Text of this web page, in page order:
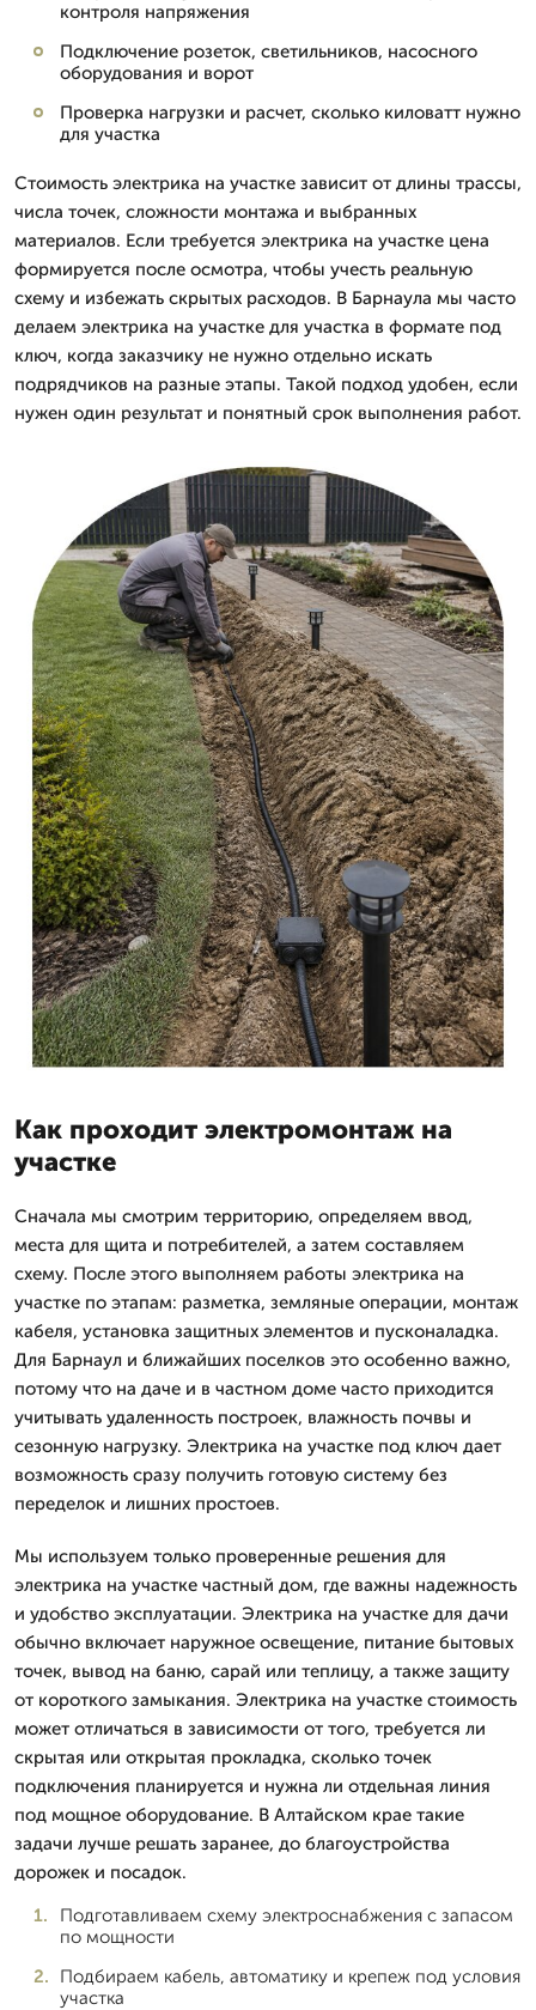
контроля напряжения
Подключение розеток, светильников, насосного
оборудования и ворот
Проверка нагрузки и расчет, сколько киловатт нужно
для участка
Стоимость электрика на участке зависит от длины трассы,
числа точек, сложности монтажа и выбранных
материалов. Если требуется электрика на участке цена
формируется после осмотра, чтобы учесть реальную
схему и избежать скрытых расходов. В Барнаула мы часто
делаем электрика на участке для участка в формате под
ключ, когда заказчику не нужно отдельно искать
подрядчиков на разные этапы. Такой подход удобен, если
нужен один результат и понятный срок выполнения работ.
Как проходит электромонтаж на
участке
Сначала мы смотрим территорию, определяем ввод,
места для щита и потребителей, а затем составляем
схему. После этого выполняем работы электрика на
участке по этапам: разметка, земляные операции, монтаж
кабеля, установка защитных элементов и пусконаладка.
Для Барнаул и ближайших поселков это особенно важно,
потому что на даче и в частном доме часто приходится
учитывать удаленность построек, влажность почвы и
сезонную нагрузку. Электрика на участке под ключ дает
возможность сразу получить готовую систему без
переделок и лишних простоев.
Мы используем только проверенные решения для
электрика на участке частный дом, где важны надежность
и удобство эксплуатации. Электрика на участке для дачи
обычно включает наружное освещение, питание бытовых
точек, вывод на баню, сарай или теплицу, а также защиту
от короткого замыкания. Электрика на участке стоимость
может отличаться в зависимости от того, требуется ли
скрытая или открытая прокладка, сколько точек
подключения планируется и нужна ли отдельная линия
под мощное оборудование. В Алтайском крае такие
задачи лучше решать заранее, до благоустройства
дорожек и посадок.
Подготавливаем схему электроснабжения с запасом
по мощности
Подбираем кабель, автоматику и крепеж под условия
участка